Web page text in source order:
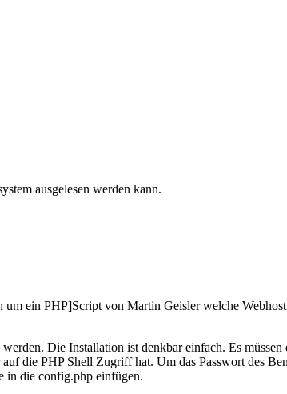
ausgelesen werden kann.
ein PHP]Script von Martin Geisler welche
Die Installation ist denkbar einfach. Es
die PHP Shell Zugriff hat. Um das Passwort des
in die config.php einfügen.